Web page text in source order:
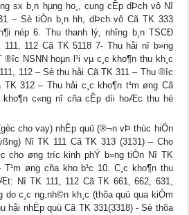
sx b¸n hµng ho¸, cung cÊp dÞch vô Nî
– Sè tiÒn b¸n hh, dÞch vô Cã TK 333
nép 6. Thu thanh lý, nh­îng b¸n TSCĐ
112 Cã TK 5118 7- Thu håi nî b»ng
NSNN hoµn l¹i vµ c¸c kho¶n thu kh¸c
112 – Sè thu håi Cã TK 311 – Thu ®­îc
TK 312 – Thu håi c¸c kho¶n t¹m øng Cã
kho¶n c«ng nî cña cÊp d­íi hoÆc thu hé
cho vay) nhËp quü (®¬n vÞ thùc hiÖn
Nî TK 111 Cã TK 313 (3131) – Cho
cho øng tr­íc kinh phÝ b»ng tiÒn Nî TK
T¹m øng cña kho b¹c 10. C¸c kho¶n thu
Nî TK 111, 112 Cã TK 661, 662, 631,
do c¸c ng.nh©n kh¸c (thõa quü qua kiÓm
håi nhËp quü Cã TK 331(3318) - Sè thõa